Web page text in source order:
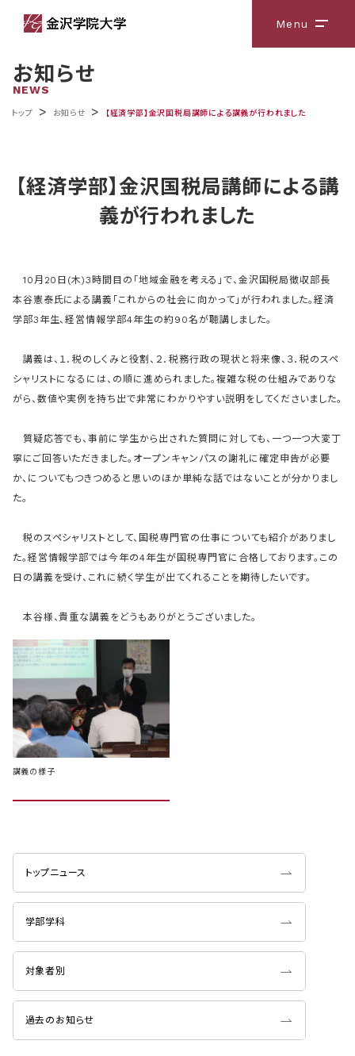
Menu メニ
お知らせ
NEWS
トップ > お知らせ > 【経済学部】金沢国税局講師による講義が行われました
【経済学部】金沢国税局講師による講
義が行われました
10月20日(木)3時間目の「地域金融を考える」で、金沢国税局徴収部長
本谷憲泰氏による講義「これからの社会に向かって」が行われました。経済
学部3年生、経営情報学部4年生の約90名が聴講しました。
講義は、１．税のしくみと役割、２．税務行政の現状と将来像、３．税のスペ
シャリストになるには、の順に進められました。複雑な税の仕組みでありな
がら、数値や実例を持ち出で非常にわかりやすい説明をしてくださいました。
質疑応答でも、事前に学生から出された質問に対しても、一つ一つ大変丁
寧にご回答いただきました。オープンキャンパスの謝礼に確定申告が必要
か、についてもつきつめると思いのほか単純な話ではないことが分かりまし
た。
税のスペシャリストとして、国税専門官の仕事についても紹介がありまし
た。経営情報学部では今年の4年生が国税専門官に合格しております。この
日の講義を受け、これに続く学生が出てくれることを期待したいです。
本谷様、貴重な講義をどうもありがとうございました。
講義の様子
トップニュース
学部学科
対象者別
過去のお知らせ